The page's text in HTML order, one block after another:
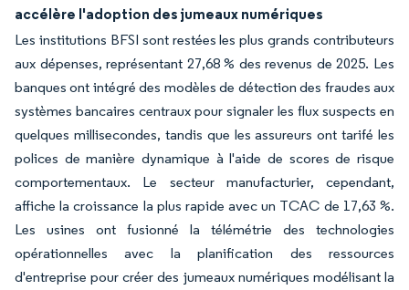
accélère l'adoption des jumeaux numériques
Les institutions BFSI sont restées les plus grands contributeurs
aux dépenses, représentant 27,68 % des revenus de 2025. Les
banques ont intégré des modèles de détection des fraudes aux
systèmes bancaires centraux pour signaler les flux suspects en
quelques millisecondes, tandis que les assureurs ont tarifé les
polices de manière dynamique à l'aide de scores de risque
comportementaux. Le secteur manufacturier, cependant,
affiche la croissance la plus rapide avec un TCAC de 17,63 %.
Les usines ont fusionné la télémétrie des technologies
opérationnelles avec la planification des ressources
d'entreprise pour créer des jumeaux numériques modélisant la